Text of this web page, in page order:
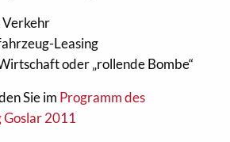
Leasing
oder „rollende Bombe“
Sie im Programm des
2011